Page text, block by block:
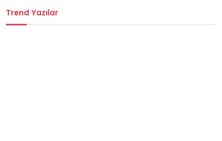
Trend Yazılar